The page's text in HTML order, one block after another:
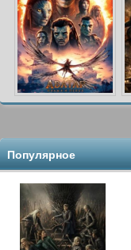
Популярное